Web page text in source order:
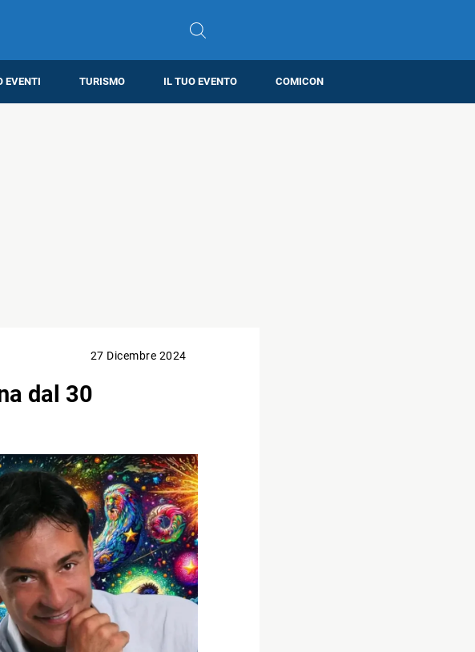
EVENTI TURISMO IL TUO EVENTO COMICON
27 Dicembre 2024
dal 30